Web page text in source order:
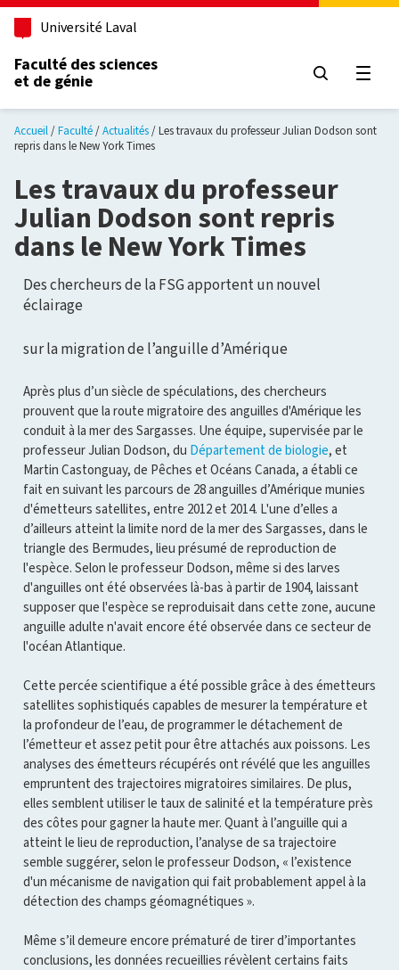
Aller au contenu principal
Université Laval
Faculté des sciences
et de génie
Accueil Faculté Actualités
Les travaux du professeur Julian Dodson sont
repris dans le New York Times
Les travaux du professeur
Julian Dodson sont repris
dans le New York Times
Des chercheurs de la FSG apportent un nouvel
éclairage
sur la migration de l’anguille d’Amérique
Après plus d’un siècle de spéculations, des chercheurs
prouvent que la route migratoire des anguilles d'Amérique les
conduit à la mer des Sargasses. Une équipe, supervisée par le
professeur Julian Dodson, du Département de biologie, et
Martin Castonguay, de Pêches et Océans Canada, a établi ce
fait en suivant les parcours de 28 anguilles d’Amérique munies
d'émetteurs satellites, entre 2012 et 2014. L'une d’elles a
d’ailleurs atteint la limite nord de la mer des Sargasses, dans le
triangle des Bermudes, lieu présumé de reproduction de
l'espèce. Selon le professeur Dodson, même si des larves
d'anguilles ont été observées là-bas à partir de 1904, laissant
supposer que l'espèce se reproduisait dans cette zone, aucune
anguille adulte n'avait encore été observée dans ce secteur de
l'océan Atlantique.
Cette percée scientifique a été possible grâce à des émetteurs
satellites sophistiqués capables de mesurer la température et
la profondeur de l’eau, de programmer le détachement de
l’émetteur et assez petit pour être attachés aux poissons. Les
analyses des émetteurs récupérés ont révélé que les anguilles
empruntent des trajectoires migratoires similaires. De plus,
elles semblent utiliser le taux de salinité et la température près
des côtes pour gagner la haute mer. Quant à l’anguille qui a
atteint le lieu de reproduction, l’analyse de sa trajectoire
semble suggérer, selon le professeur Dodson, « l’existence
d'un mécanisme de navigation qui fait probablement appel à la
détection des champs géomagnétiques ».
Même s’il demeure encore prématuré de tirer d’importantes
conclusions, les données recueillies révèlent certains faits